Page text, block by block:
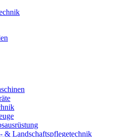
& Landschaftspflegetechnik